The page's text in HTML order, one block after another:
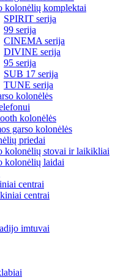
kolonėlių komplektai
SPIRIT serija
99 serija
CINEMA serija
DIVINE serija
95 serija
SUB 17 serija
TUNE serija
kolonėlės
kolonėlės
garso kolonėlės
priedai
kolonėlių stovai ir laikikliai
kolonėlių laidai
centrai
centrai
imtuvai